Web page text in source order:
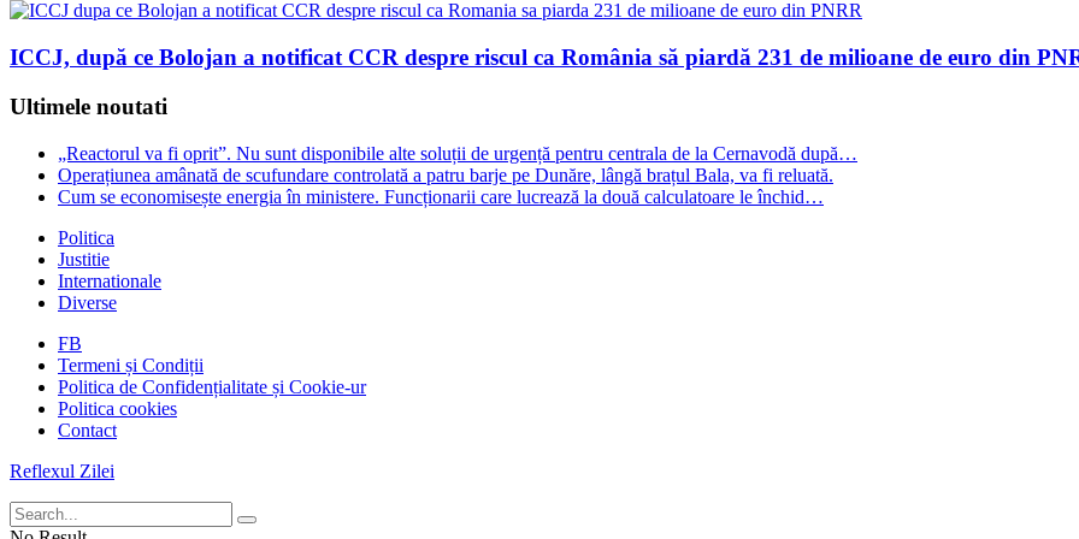
ICCJ, după ce Bolojan a notificat CCR despre riscul ca România să piardă 231 de milioane de euro din
Ultimele noutati
„Reactorul va fi oprit”. Nu sunt disponibile alte soluții de urgență pentru centrala de la Cernavodă după…
Operațiunea amânată de scufundare controlată a patru barje pe Dunăre, lângă brațul Bala, va fi reluată.
Cum se economisește energia în ministere. Funcționarii care lucrează la două calculatoare le închid…
Politica
Justitie
Internationale
Diverse
FB
Termeni și Condiții
Politica de Confidențialitate și Cookie-ur
Politica cookies
Contact
Reflexul Zilei